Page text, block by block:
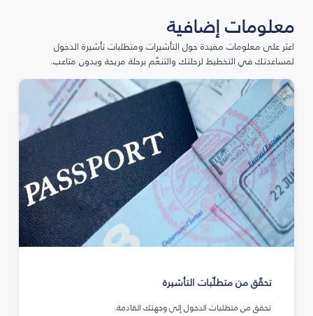
معلومات إضافية
اعثر على معلومات مفيدة حول التأشيرات ومتطلبات تأشيرة الدخول
لمساعدتك في التخطيط لرحلتك والتنعّم برحلة مريحة وبدون متاعب.
تحقّق من متطلّبات التأشيرة
تحقق من متطلبات الدخول إلى وجهتك القادمة.